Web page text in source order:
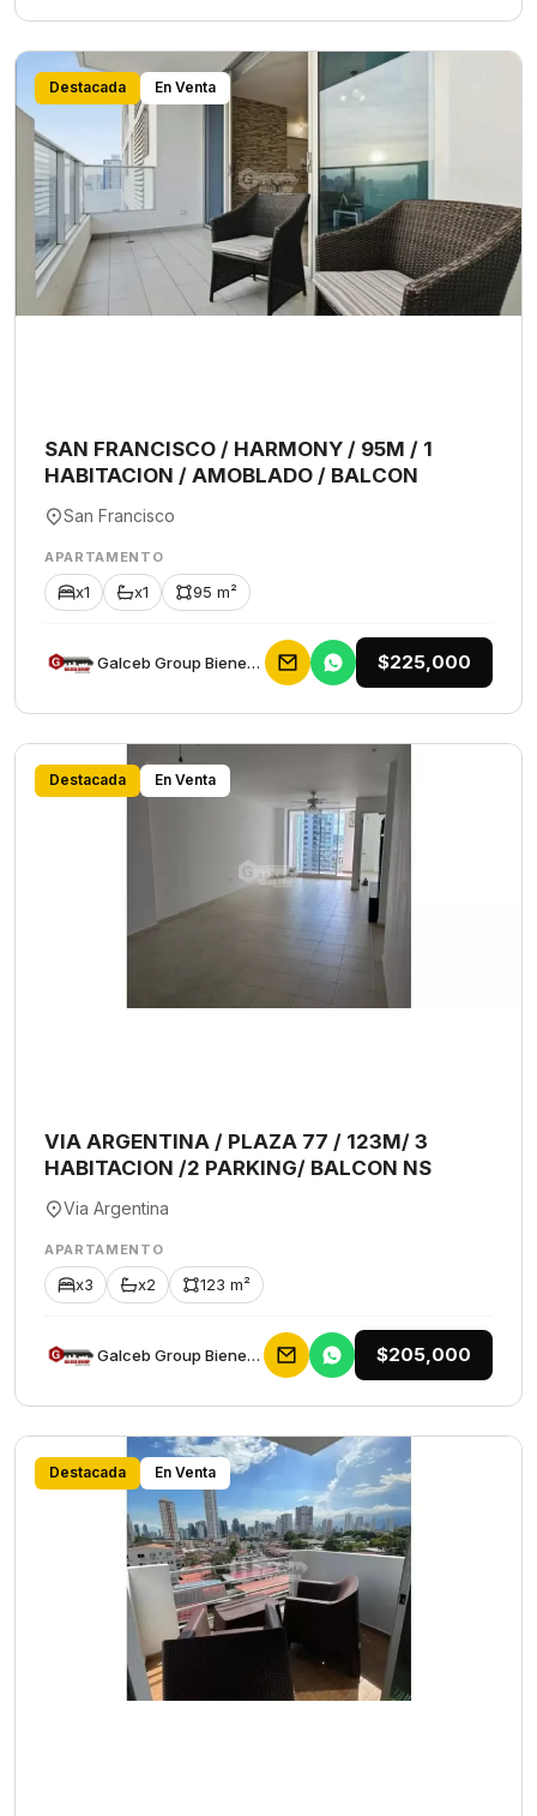
Destacada En Venta
SAN FRANCISCO / HARMONY / 95M / 1
HABITACION / AMOBLADO / BALCON
San Francisco
APARTAMENTO
x1 x1 95 m²
Galceb Group Bienes Raices $225,000
Destacada En Venta
VIA ARGENTINA / PLAZA 77 / 123M/ 3
HABITACION /2 PARKING/ BALCON NS
Via Argentina
APARTAMENTO
x3 x2 123 m²
Galceb Group Bienes Raices $205,000
Destacada En Venta